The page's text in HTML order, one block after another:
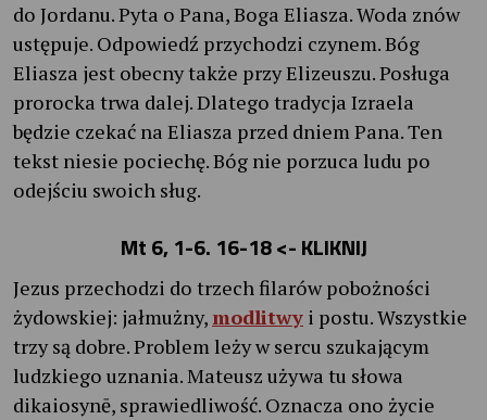
do Jordanu. Pyta o Pana, Boga Eliasza. Woda znów
ustępuje. Odpowiedź przychodzi czynem. Bóg
Eliasza jest obecny także przy Elizeuszu. Posługa
prorocka trwa dalej. Dlatego tradycja Izraela
będzie czekać na Eliasza przed dniem Pana. Ten
tekst niesie pociechę. Bóg nie porzuca ludu po
odejściu swoich sług.
Mt 6, 1-6. 16-18<- KLIKNIJ
Jezus przechodzi do trzech filarów pobożności
żydowskiej: jałmużny, modlitwy i postu. Wszystkie
trzy są dobre. Problem leży w sercu szukającym
ludzkiego uznania. Mateusz używa tu słowa
dikaiosynē, sprawiedliwość. Oznacza ono życie